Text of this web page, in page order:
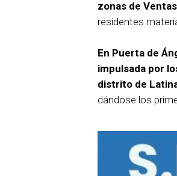
zonas de
residentes
En Puerta de
impulsada por
distrito de
dándose los